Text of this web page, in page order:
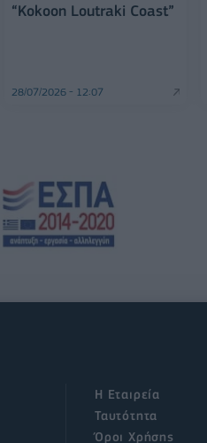
“Kokoon Loutraki Coast”
28/07/2026 - 12:07
Η Εταιρεία
Ταυτότητα
Όροι Χρήσης